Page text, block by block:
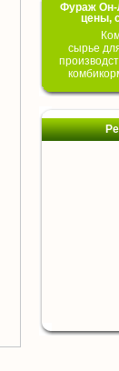
Фураж Он-
цены,
сырье